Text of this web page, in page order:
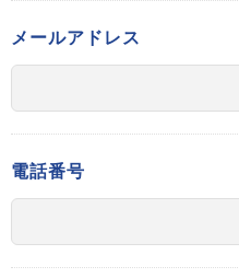
メールアドレス
電話番号